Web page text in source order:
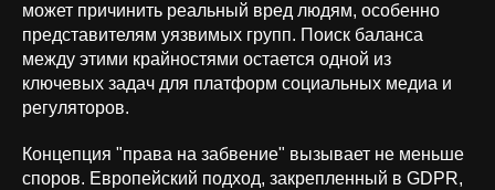
может причинить реальный вред людям, особенно
представителям уязвимых групп. Поиск баланса
между этими крайностями остается одной из
ключевых задач для платформ социальных медиа и
регуляторов.
Концепция "права на забвение" вызывает не меньше
споров. Европейский подход, закрепленный в GDPR,